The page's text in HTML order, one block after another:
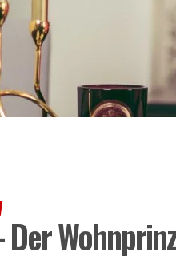
Wohnprinz